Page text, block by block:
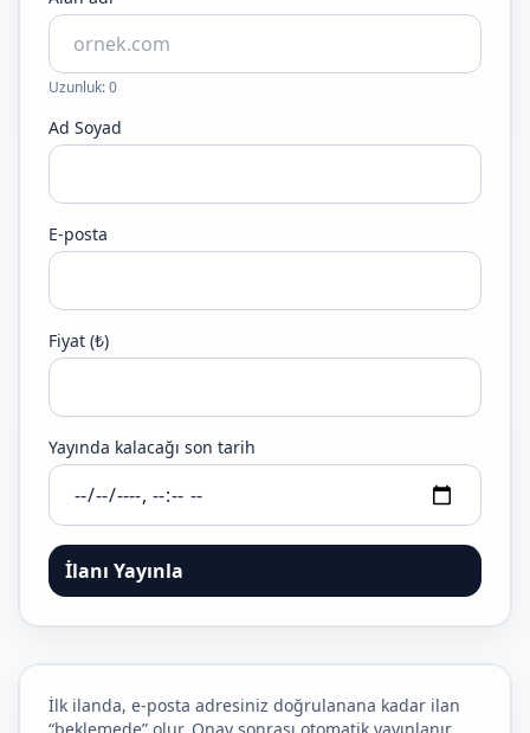
Uzunluk: 0
Ad Soyad
E-posta
Fiyat (₺)
Yayında kalacağı son tarih
İlanı Yayınla
İlk ilanda, e-posta adresiniz doğrulanana kadar ilan
“beklemede” olur. Onay sonrası otomatik yayınlanır.